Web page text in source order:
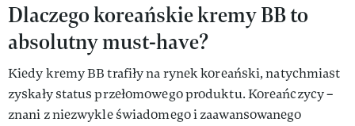
Dlaczego koreańskie kremy BB to
absolutny must-have?
Kiedy kremy BB trafiły na rynek koreański, natychmiast
zyskały status przełomowego produktu. Koreańczycy –
znani z niezwykle świadomego i zaawansowanego